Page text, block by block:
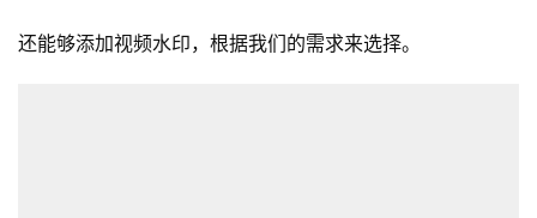
还能够添加视频水印，根据我们的需求来选择。